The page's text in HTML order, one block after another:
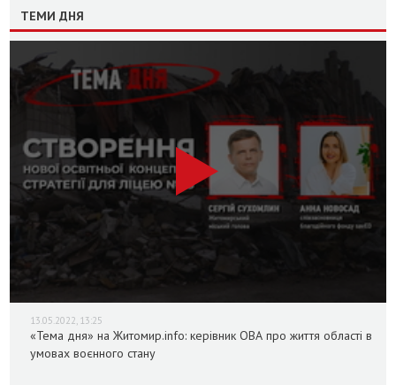
ТЕМИ ДНЯ
13.05.2022, 13:25
«Тема дня» на Житомир.info: керівник ОВА про життя області в
умовах воєнного стану